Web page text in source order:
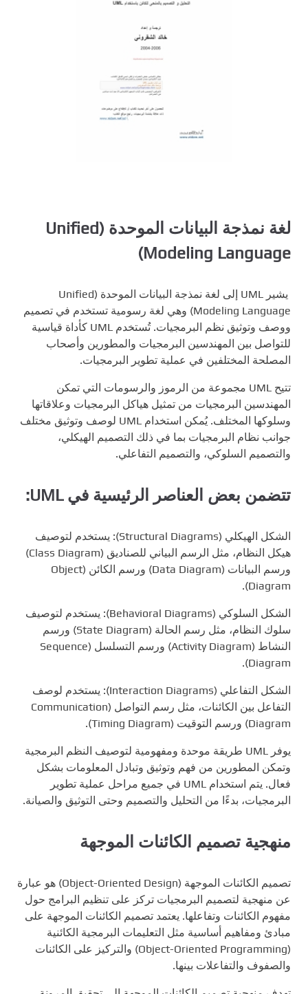
لغة نمذجة البيانات الموحدة (Unified
Modeling Language)
يشير UML إلى لغة نمذجة البيانات الموحدة (Unified
Modeling Language) وهي لغة رسومية تستخدم في تصميم
ووصف وتوثيق نظم البرمجيات. تُستخدم UML كأداة قياسية
للتواصل بين المهندسين البرمجيات والمطورين وأصحاب
المصلحة المختلفين في عملية تطوير البرمجيات.
تتيح UML مجموعة من الرموز والرسومات التي تمكن
المهندسين البرمجيات من تمثيل هياكل البرمجيات وعلاقاتها
وسلوكها المختلف. يُمكن استخدام UML لوصف وتوثيق مختلف
جوانب نظام البرمجيات بما في ذلك التصميم الهيكلي،
والتصميم السلوكي، والتصميم التفاعلي.
تتضمن بعض العناصر الرئيسية في UML:
الشكل الهيكلي (Structural Diagrams): يستخدم لتوصيف
هيكل النظام، مثل الرسم البياني للصناديق (Class Diagram)
ورسم البيانات (Data Diagram) ورسم الكائن (Object
Diagram).
الشكل السلوكي (Behavioral Diagrams): يستخدم لتوصيف
سلوك النظام، مثل رسم الحالة (State Diagram) ورسم
النشاط (Activity Diagram) ورسم التسلسل (Sequence
Diagram).
الشكل التفاعلي (Interaction Diagrams): يستخدم لوصف
التفاعل بين الكائنات، مثل رسم التواصل (Communication
Diagram) ورسم التوقيت (Timing Diagram).
يوفر UML طريقة موحدة ومفهومية لتوصيف النظم البرمجية
وتمكن المطورين من فهم وتوثيق وتبادل المعلومات بشكل
فعال. يتم استخدام UML في جميع مراحل عملية تطوير
البرمجيات، بدءًا من التحليل والتصميم وحتى التوثيق والصيانة.
منهجية تصميم الكائنات الموجهة
تصميم الكائنات الموجهة (Object-Oriented Design) هو عبارة
عن منهجية لتصميم البرمجيات تركز على تنظيم البرامج حول
مفهوم الكائنات وتفاعلها. يعتمد تصميم الكائنات الموجهة على
مبادئ ومفاهيم أساسية مثل التعليمات البرمجية الكائنية
(Object-Oriented Programming) والتركيز على الكائنات
والصفوف والتفاعلات بينها.